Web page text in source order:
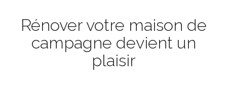
Rénover votre maison de
campagne devient un
plaisir